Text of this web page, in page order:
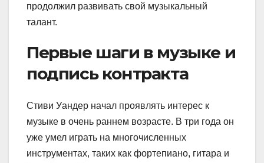
продолжил развивать свой музыкальный
талант.
Первые шаги в музыке и
подпись контракта
Стиви Уандер начал проявлять интерес к
музыке в очень раннем возрасте. В три года он
уже умел играть на многочисленных
инструментах, таких как фортепиано, гитара и